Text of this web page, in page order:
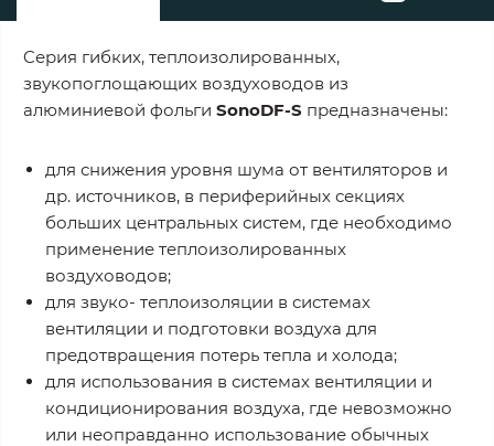
Cерия гибких, теплоизолированных,
звукопоглощающих воздуховодов из
алюминиевой фольги SonoDF-S предназначены:
для снижения уровня шума от вентиляторов и
др. источников, в периферийных секциях
больших центральных систем, где необходимо
применение теплоизолированных
воздуховодов;
для звуко- теплоизоляции в системах
вентиляции и подготовки воздуха для
предотвращения потерь тепла и холода;
для использования в системах вентиляции и
кондиционирования воздуха, где невозможно
или неоправданно использование обычных